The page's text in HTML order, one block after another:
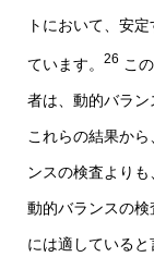
トにおいて、安
ています。 26 こ
者は、動的バラン
これらの結果か
ンスの検査より
動的バランスの
には適していると